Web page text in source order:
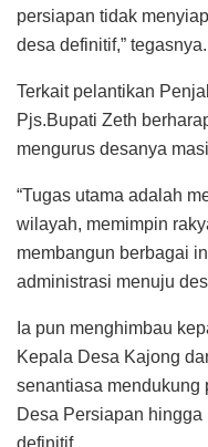
persiapan tidak
desa definitif,” tegasnya.
Terkait pelantikan
Pjs.Bupati Zeth
mengurus desanya
“Tugas utama adalah
wilayah, memimpin
membangun berbagai
administrasi menuju
Ia pun menghimbau
Kepala Desa Kajong
senantiasa mendukung
Desa Persiapan
definitif.